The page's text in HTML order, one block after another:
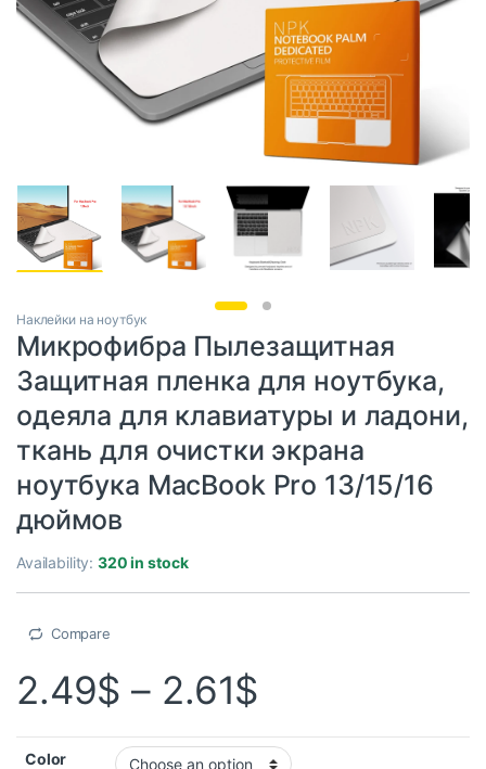
Наклейки на ноутбук
Микрофибра Пылезащитная
Защитная пленка для ноутбука,
одеяла для клавиатуры и ладони,
ткань для очистки экрана
ноутбука MacBook Pro 13/15/16
дюймов
Availability:320 in stock
Compare
2.49$ – 2.61$
Color